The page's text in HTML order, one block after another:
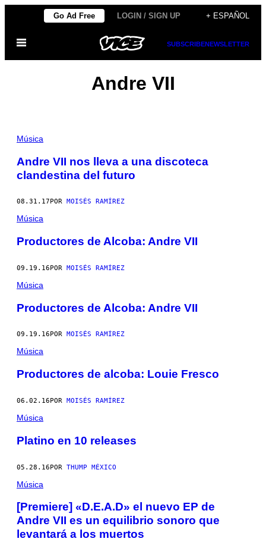
contenido
Go Ad Free LOGIN / SIGN UP + ESPAÑOL
Abrir
SUBSCRIBENEWSLETTER
Andre VII
Música
Andre VII nos lleva a una discoteca
clandestina del futuro
08.31.17 POR MOISÉS RAMÍREZ
Música
Productores de Alcoba: Andre VII
09.19.16POR MOISÉS RAMÍREZ
Música
Productores de Alcoba: Andre VII
09.19.16 POR MOISÉS RAMÍREZ
Música
Productores de alcoba: Louie Fresco
06.02.16POR MOISÉS RAMÍREZ
Música
Platino en 10 releases
05.28.16POR THUMP MÉXICO
Música
[Premiere] «D.E.A.D» el nuevo EP de
Andre VII es un equilibrio sonoro que
levantará a los muertos